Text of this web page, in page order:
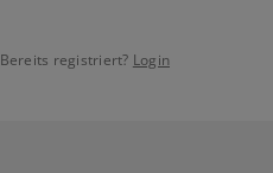
Bereits registriert? Login